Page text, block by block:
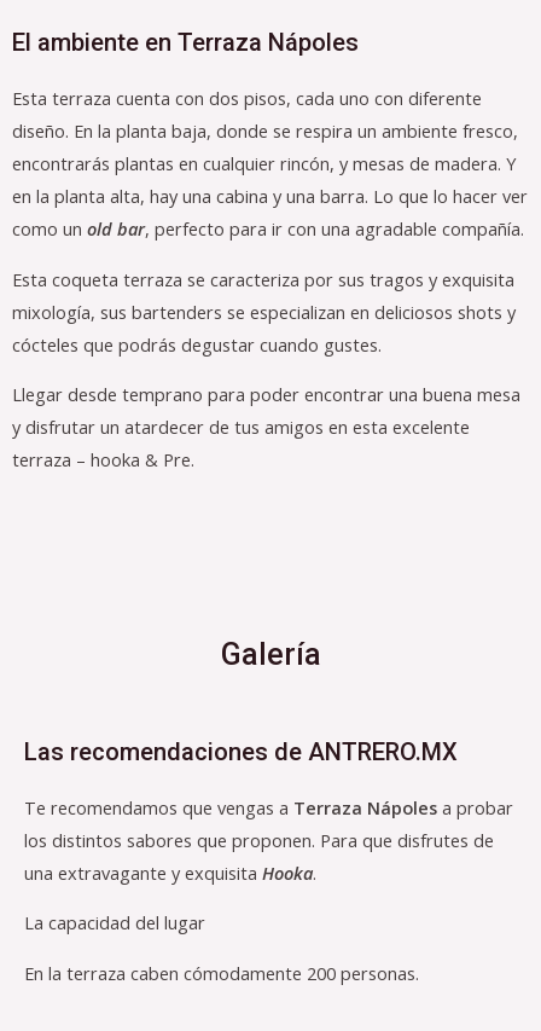
El ambiente en Terraza Nápoles
Esta terraza cuenta con dos pisos, cada uno con diferente
diseño. En la planta baja, donde se respira un ambiente fresco,
encontrarás plantas en cualquier rincón, y mesas de madera. Y
en la planta alta, hay una cabina y una barra. Lo que lo hacer ver
como un old bar, perfecto para ir con una agradable compañía.
Esta coqueta terraza se caracteriza por sus tragos y exquisita
mixología, sus bartenders se especializan en deliciosos shots y
cócteles que podrás degustar cuando gustes.
Llegar desde temprano para poder encontrar una buena mesa
y disfrutar un atardecer de tus amigos en esta excelente
terraza – hooka & Pre.
Galería
Las recomendaciones de ANTRERO.MX
Te recomendamos que vengas a Terraza Nápoles a probar
los distintos sabores que proponen. Para que disfrutes de
una extravagante y exquisita Hooka.
La capacidad del lugar
En la terraza caben cómodamente 200 personas.